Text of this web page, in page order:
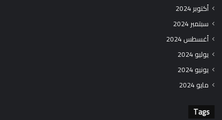
أكتوبر 2024
سبتمبر 2024
أغسطس 2024
يوليو 2024
يونيو 2024
مايو 2024
Tags